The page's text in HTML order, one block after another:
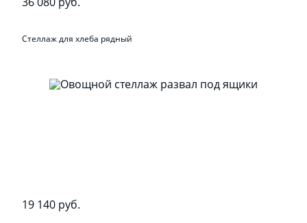
Стеллаж для хлеба рядный
19 140 руб.